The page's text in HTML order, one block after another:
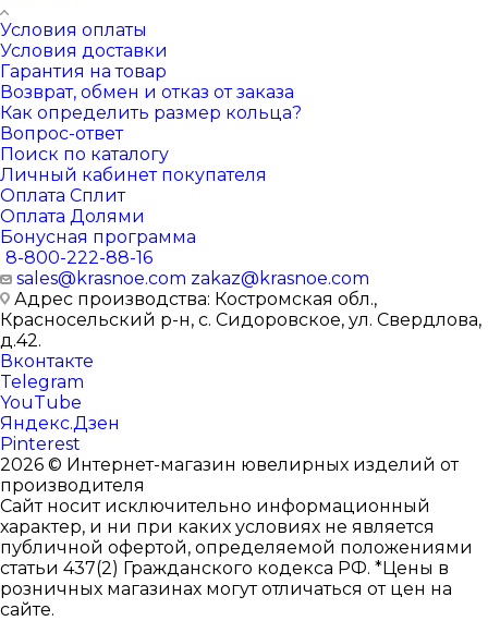
Условия оплаты
Условия доставки
Гарантия на товар
Возврат, обмен и отказ от заказа
Как определить размер кольца?
Вопрос-ответ
Поиск по каталогу
Личный кабинет покупателя
Оплата Сплит
Оплата Долями
Бонусная программа
8-800-222-88-16
sales@krasnoe.com zakaz@krasnoe.com
Адрес производства: Костромская обл.,
Красносельский р-н, с. Сидоровское, ул. Свердлова,
д.42.
Вконтакте
Telegram
YouTube
Яндекс.Дзен
Pinterest
2026 © Интернет-магазин ювелирных изделий от
производителя
Сайт носит исключительно информационный
характер, и ни при каких условиях не является
публичной офертой, определяемой положениями
статьи 437(2) Гражданского кодекса РФ. *Цены в
розничных магазинах могут отличаться от цен на
сайте.